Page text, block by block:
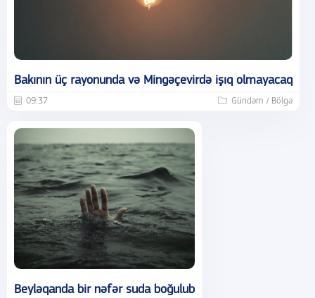
Bakının üç rayonunda və Mingəçevirdə işıq olmayacaq
09:37 Gündəm / Bölgə
Beyləqanda bir nəfər suda boğulub